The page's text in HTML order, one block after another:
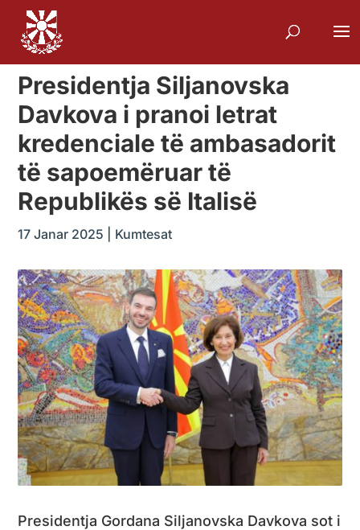
Presidentja Siljanovska
Davkova i pranoi letrat
kredenciale të ambasadorit
të sapoemëruar të
Republikës së Italisë
17 Janar 2025 Kumtesat
Presidentja Gordana Siljanovska Davkova sot i